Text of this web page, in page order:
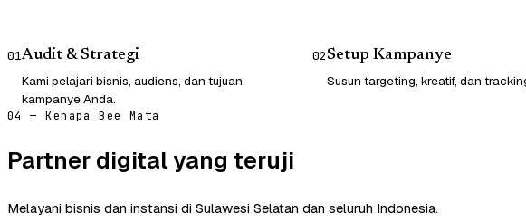
01Audit & Strategi
Kami pelajari bisnis, audiens, dan tujuan
kampanye Anda.
02Setup Kampanye
Susun targeting, kreatif, dan
04 — Kenapa Bee Mata
Partner digital yang teruji
Melayani bisnis dan instansi di Sulawesi Selatan dan seluruh Indonesia.